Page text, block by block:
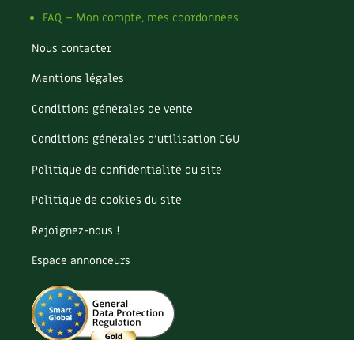
Potager
Potager en lasagnes
Poules
Prairie fleurie
Purin
Recette
Récup'
Réparation
Reproduction
Restauration
Rocaille
Ronce (ou mûre de jardin)
Roquette
FAQ – Mon compte, mes coordonnées
Nous contacter
Mentions légales
Conditions générales de vente
Conditions générales d’utilisation CGU
Politique de confidentialité du site
Politique de cookies du site
Rejoignez-nous !
Espace annonceurs